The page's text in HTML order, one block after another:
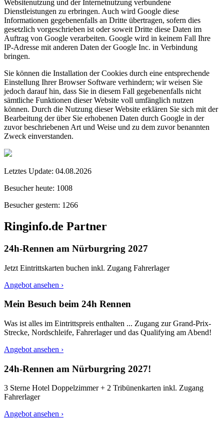
Websitenutzung und der Internetnutzung verbundene
Dienstleistungen zu erbringen. Auch wird Google diese
Informationen gegebenenfalls an Dritte übertragen, sofern dies
gesetzlich vorgeschrieben ist oder soweit Dritte diese Daten im
Auftrag von Google verarbeiten. Google wird in keinem Fall Ihre
IP-Adresse mit anderen Daten der Google Inc. in Verbindung
bringen.
Sie können die Installation der Cookies durch eine entsprechende
Einstellung Ihrer Browser Software verhindern; wir weisen Sie
jedoch darauf hin, dass Sie in diesem Fall gegebenenfalls nicht
sämtliche Funktionen dieser Website voll umfänglich nutzen
können. Durch die Nutzung dieser Website erklären Sie sich mit der
Bearbeitung der über Sie erhobenen Daten durch Google in der
zuvor beschriebenen Art und Weise und zu dem zuvor benannten
Zweck einverstanden.
Letztes Update: 04.08.2026
Besucher heute: 1008
Besucher gestern: 1266
Ringinfo.de Partner
24h-Rennen am Nürburgring 2027
Jetzt Eintrittskarten buchen inkl. Zugang Fahrerlager
Angebot ansehen ›
Mein Besuch beim 24h Rennen
Was ist alles im Eintrittspreis enthalten ... Zugang zur Grand-Prix-
Strecke, Nordschleife, Fahrerlager und das Qualifying am Abend!
Angebot ansehen ›
24h-Rennen am Nürburgring 2027!
3 Sterne Hotel Doppelzimmer + 2 Tribünenkarten inkl. Zugang
Fahrerlager
Angebot ansehen ›